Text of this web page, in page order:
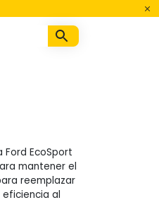
EcoSport
mantener el
reemplazar
al